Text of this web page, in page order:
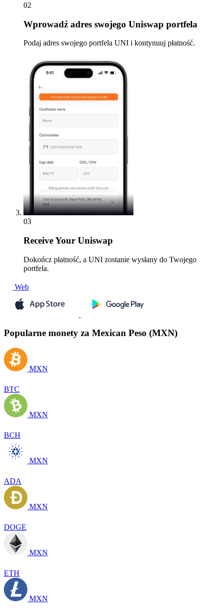
02
Wprowadź adres swojego Uniswap portfela
Podaj adres swojego portfela UNI i kontynuuj płatność.
03
ReceiveYour Uniswap
Dokończ płatność, a UNI zostanie wysłany do Twojego
portfela.
Web
Popularne monety za Mexican Peso (MXN)
MXN
BTC
MXN
BCH
MXN
ADA
MXN
DOGE
MXN
ETH
MXN